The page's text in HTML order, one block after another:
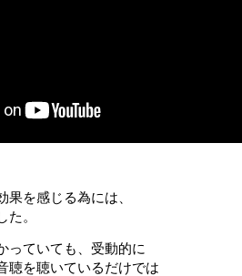
を感じる為には、
た。
ていても、受動的に
聴を聴いているだけでは